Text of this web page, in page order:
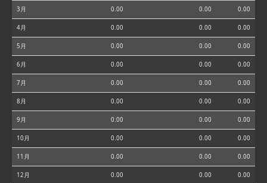
3月 0.00 0.00 0.00
4月 0.00 0.00 0.00
5月 0.00 0.00 0.00
6月 0.00 0.00 0.00
7月 0.00 0.00 0.00
8月 0.00 0.00 0.00
9月 0.00 0.00 0.00
10月 0.00 0.00 0.00
11月 0.00 0.00 0.00
12月 0.00 0.00 0.00